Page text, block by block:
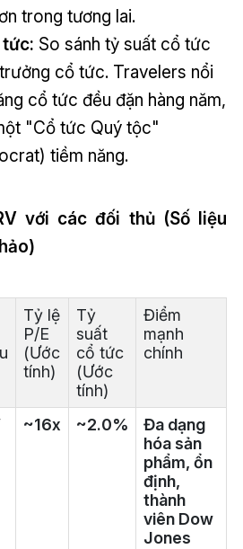
trong tương lai.
tức: So sánh tỷ suất cổ tức
cổ tức. Travelers nổi
cổ tức đều đặn hàng năm,
"Cổ tức Quý tộc"
tiềm năng.
với các đối thủ (Số liệu
Tỷ lệ
P/E
(Ước
tính)
Tỷ
suất
cổ tức
(Ước
tính)
Điểm
mạnh
chính
~16x ~2.0%
Đa dạng
hóa sản
phẩm, ổn
định,
thành
viên Dow
Jones